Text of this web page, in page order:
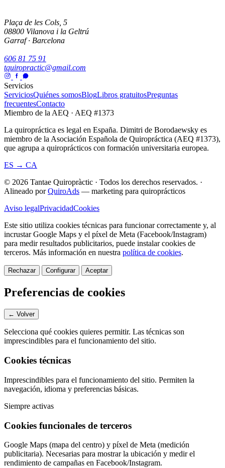
Plaça de les Cols, 5
08800 Vilanova i la Geltrú
Garraf · Barcelona
606 81 75 91
tquiropractic@gmail.com
Servicios
ServiciosQuiénes somosBlogLibros gratuitosPreguntas
frecuentesContacto
Miembro de la AEQ · AEQ #1373
La quiropráctica es legal en España. Dimitri de Borodaewsky es
miembro de la Asociación Española de Quiropráctica (AEQ #1373),
que agrupa a quiroprácticos con formación universitaria europea.
ES → CA
© 2026 Tantae Quiropràctic · Todos los derechos reservados. ·
Alineado porQuiroAds — marketing para quiroprácticos
Aviso legalPrivacidadCookies
Este sitio utiliza cookies técnicas para funcionar correctamente y, al
incrustar Google Maps y el píxel de Meta (Facebook/Instagram)
para medir resultados publicitarios, puede instalar cookies de
terceros. Más información en nuestra política de cookies.
Rechazar Configurar Aceptar
Preferencias de cookies
← Volver
Selecciona qué cookies quieres permitir. Las técnicas son
imprescindibles para el funcionamiento del sitio.
Cookies técnicas
Imprescindibles para el funcionamiento del sitio. Permiten la
navegación, idioma y preferencias básicas.
Siempre activas
Cookies funcionales de terceros
Google Maps (mapa del centro) y píxel de Meta (medición
publicitaria). Necesarias para mostrar la ubicación y medir el
rendimiento de campañas en Facebook/Instagram.